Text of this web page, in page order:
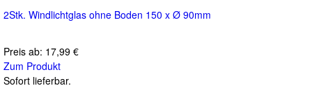
2Stk. Windlichtglas ohne Boden 150 x Ø 90mm
Preis ab: 17,99 €
Zum Produkt
Sofort lieferbar.